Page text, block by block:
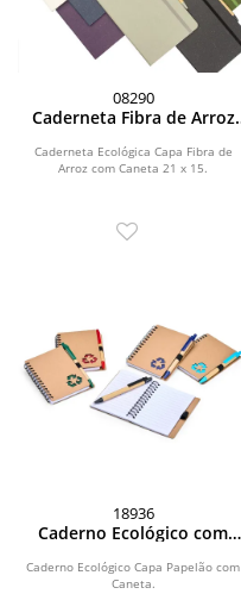
08290
Caderneta Fibra de Arroz
Caderneta Ecológica Capa Fibra de
Arroz com Caneta 21 x 15.
18936
Caderno Ecológico com
Caderno Ecológico Capa Papelão com
Caneta.